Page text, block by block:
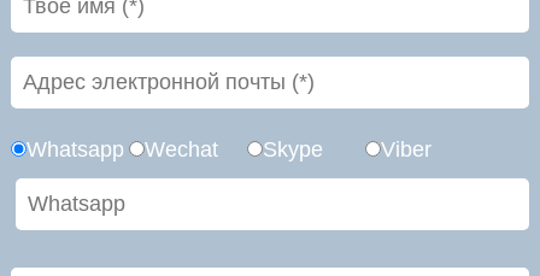
Whatsapp Wechat Skype Viber